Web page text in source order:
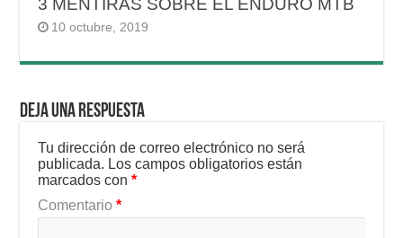
3 MENTIRAS SOBRE EL ENDURO MTB
10 octubre, 2019
Deja una respuesta
Tu dirección de correo electrónico no será
publicada. Los campos obligatorios están
marcados con*
Comentario*